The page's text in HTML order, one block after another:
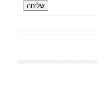
שליחה